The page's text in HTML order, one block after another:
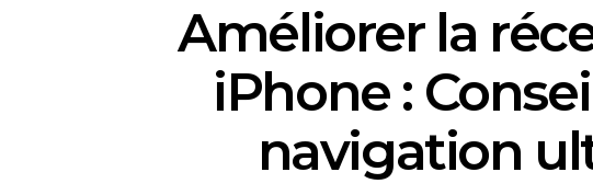
Améliorer la
iPhone :
navigation